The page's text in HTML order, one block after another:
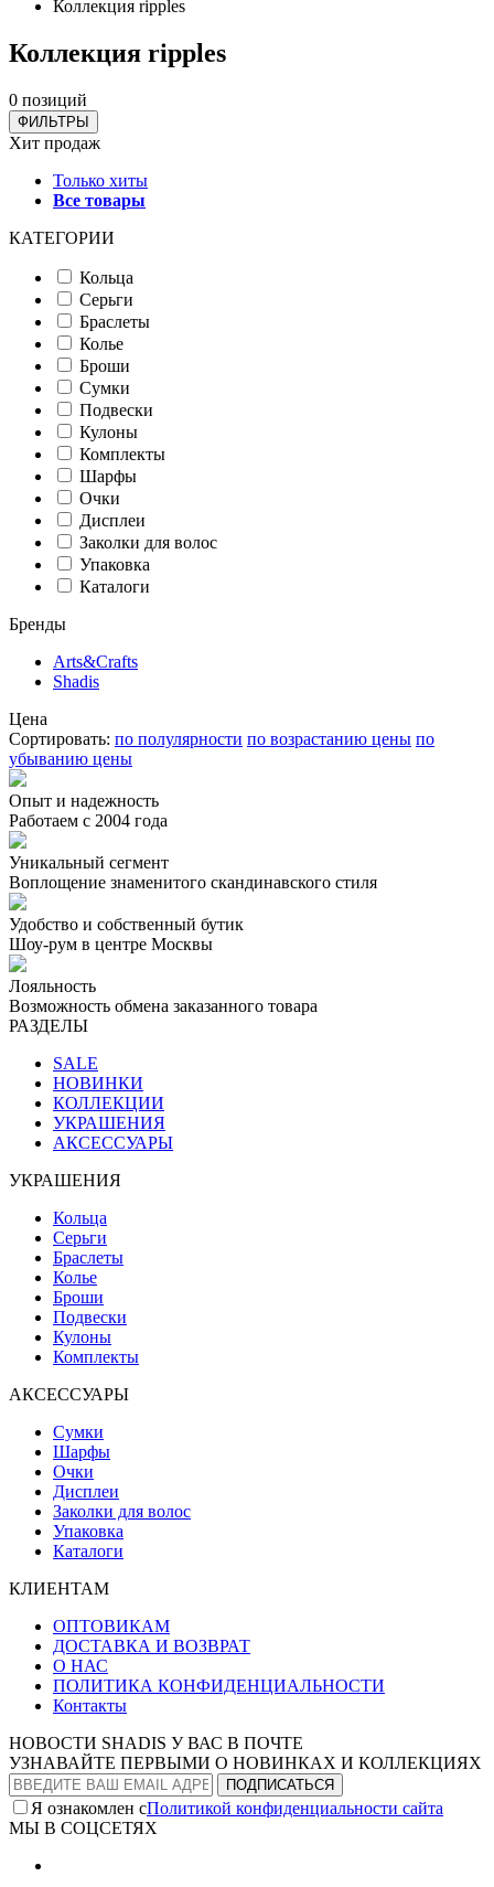
Коллекция ripples
Коллекция ripples
0 позиций
ФИЛЬТРЫ
Хит продаж
Только хиты
Все товары
КАТЕГОРИИ
Кольца
Серьги
Браслеты
Колье
Броши
Сумки
Подвески
Кулоны
Комплекты
Шарфы
Очки
Дисплеи
Заколки для волос
Упаковка
Каталоги
Бренды
Arts&Crafts
Shadis
Цена
Сортировать: по полулярности по возрастанию цены по
убыванию цены
Опыт и надежность
Работаем с 2004 года
Уникальный сегмент
Воплощение знаменитого скандинавского стиля
Удобство и собственный бутик
Шоу-рум в центре Москвы
Лояльность
Возможность обмена заказанного товара
РАЗДЕЛЫ
SALE
НОВИНКИ
КОЛЛЕКЦИИ
УКРАШЕНИЯ
АКСЕССУАРЫ
УКРАШЕНИЯ
Кольца
Серьги
Браслеты
Колье
Броши
Подвески
Кулоны
Комплекты
АКСЕССУАРЫ
Сумки
Шарфы
Очки
Дисплеи
Заколки для волос
Упаковка
Каталоги
КЛИЕНТАМ
ОПТОВИКАМ
ДОСТАВКА И ВОЗВРАТ
О НАС
ПОЛИТИКА КОНФИДЕНЦИАЛЬНОСТИ
Контакты
НОВОСТИ SHADIS У ВАС В ПОЧТЕ
УЗНАВАЙТЕ ПЕРВЫМИ О НОВИНКАХ И КОЛЛЕКЦИЯХ
Я ознакомлен сПолитикой конфиденциальности сайта
МЫ В СОЦСЕТЯХ